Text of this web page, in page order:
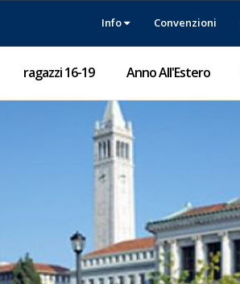
Info Convenzioni
ragazzi 16-19 Anno All'Estero